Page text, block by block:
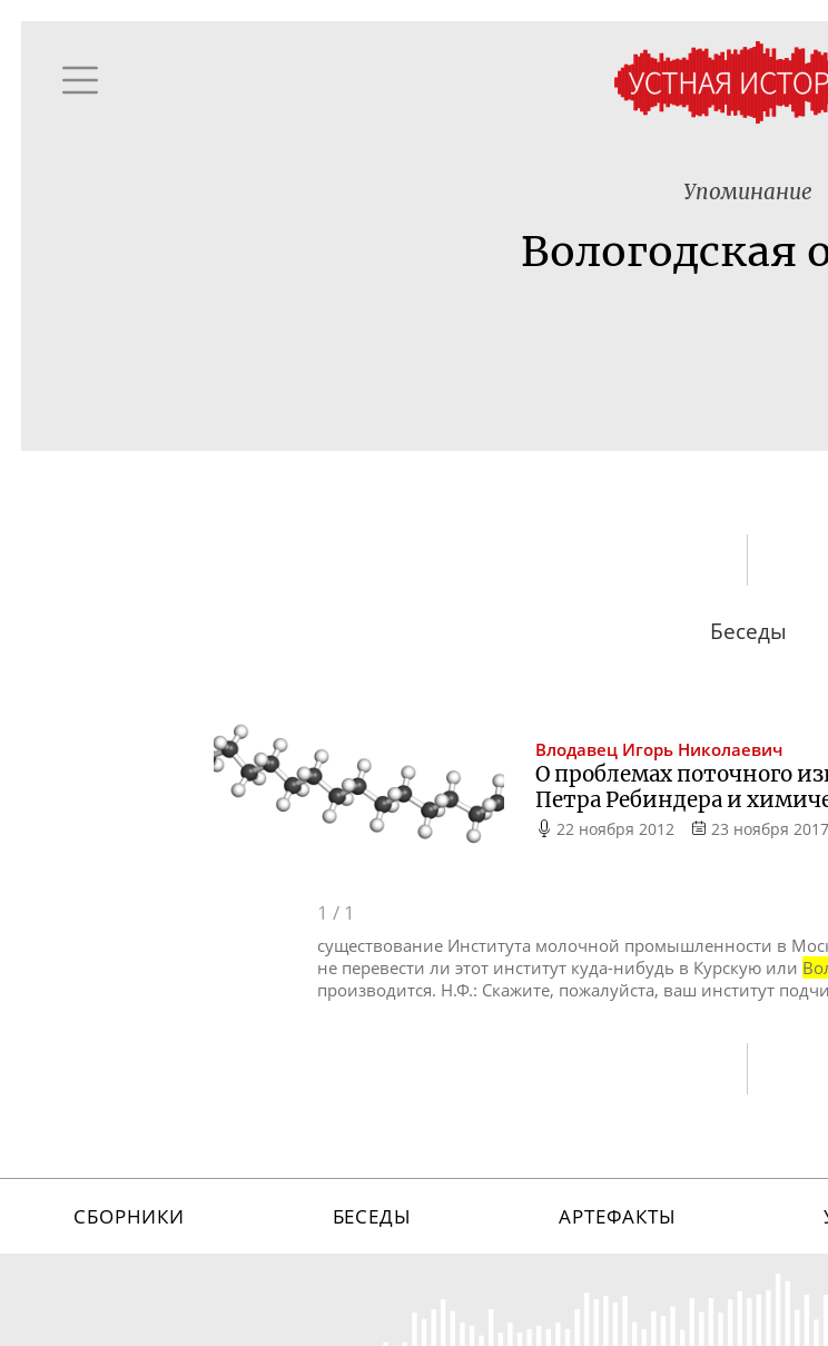
Упоминание
Вологодская
Беседы
Влодавец Игорь Николаевич
О проблемах поточного
Петра Ребиндера и
22 ноября 2012 23 ноября 2017
1 / 1
существование Института молочной промышленности в
не перевести ли этот институт куда-нибудь в Курскую или
производится. Н.Ф.: Скажите, пожалуйста, ваш институт
СБОРНИКИ БЕСЕДЫ АРТЕФАКТЫ